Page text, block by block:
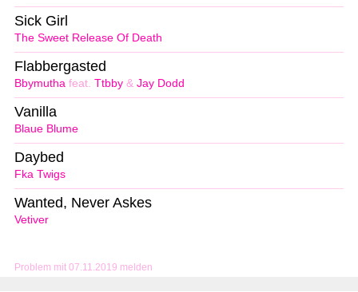
Problem mit 07.11.2019 melden
The Sweet Release Of Death
Sick Girl
Bbymutha feat. Ttbby & Jay Dodd
Flabbergasted
Blaue Blume
Vanilla
Fka Twigs
Daybed
Vetiver
Wanted, Never Askes